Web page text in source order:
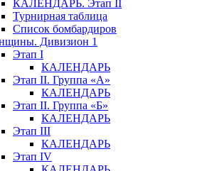
КАЛЕНДАРЬ. Этап II
Турнирная таблица
Список бомбардиров
Дивизион 1
Этап I
КАЛЕНДАРЬ
Этап II. Группа «А»
КАЛЕНДАРЬ
Этап II. Группа «Б»
КАЛЕНДАРЬ
Этап III
КАЛЕНДАРЬ
Этап IV